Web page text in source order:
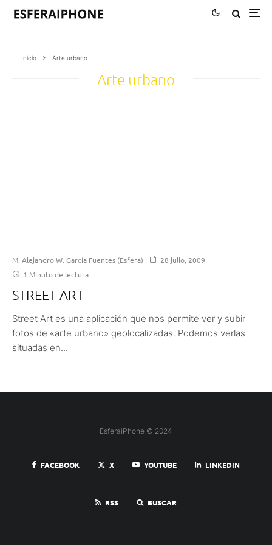
Inicio Arte urbano
Arte urbano
M. Alejandro W. García Fuentes (Esfera)
28 julio, 2009
1 Minuto de lectura
STREET ART
Street Art es una aplicación que nos permite ver y subir
fotos de «arte urbano» geolocalizadas. Podemos verlas
situadas en...
EsferaiPhone © 2024
FACEBOOK X YOUTUBE LINKEDIN
RSS BUSCAR